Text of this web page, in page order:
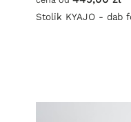
Stolik KYAJO - dąb